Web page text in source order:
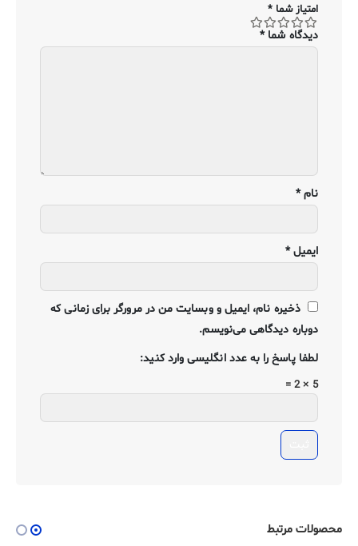
امتیاز شما *
دیدگاه شما*
نام*
ایمیل*
ذخیره نام، ایمیل و وبسایت من در مرورگر برای زمانی که
دوباره دیدگاهی می‌نویسم.
لطفا پاسخ را به عدد انگلیسی وارد کنید:
5 × 2 =
محصولات مرتبط